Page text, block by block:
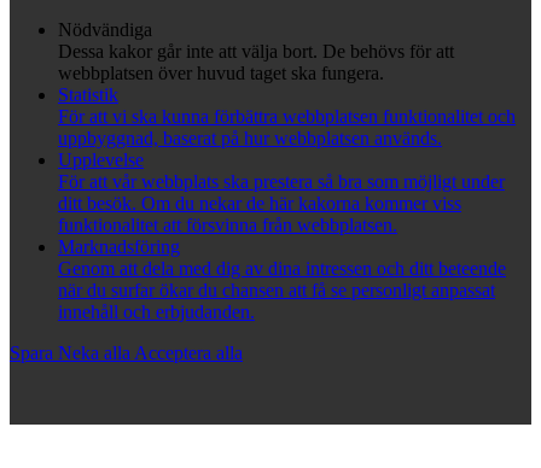
Nödvändiga
Dessa kakor går inte att välja bort. De behövs för att
webbplatsen över huvud taget ska fungera.
Statistik
För att vi ska kunna förbättra webbplatsen funktionalitet och
uppbyggnad, baserat på hur webbplatsen används.
Upplevelse
För att vår webbplats ska prestera så bra som möjligt under
ditt besök. Om du nekar de här kakorna kommer viss
funktionalitet att försvinna från webbplatsen.
Marknadsföring
Genom att dela med dig av dina intressen och ditt beteende
när du surfar ökar du chansen att få se personligt anpassat
innehåll och erbjudanden.
Spara Neka alla Acceptera alla